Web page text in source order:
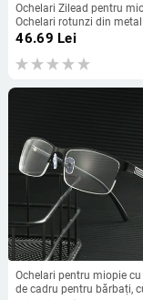
Ochelari Zilead pentru
Ochelari rotunzi din
miopie pentru femei și
Ochelari cu prescripție
miopie Dioptrie miopie -1
46.69 Lei
Ochelari pentru miopie
de cadru pentru bărbați,